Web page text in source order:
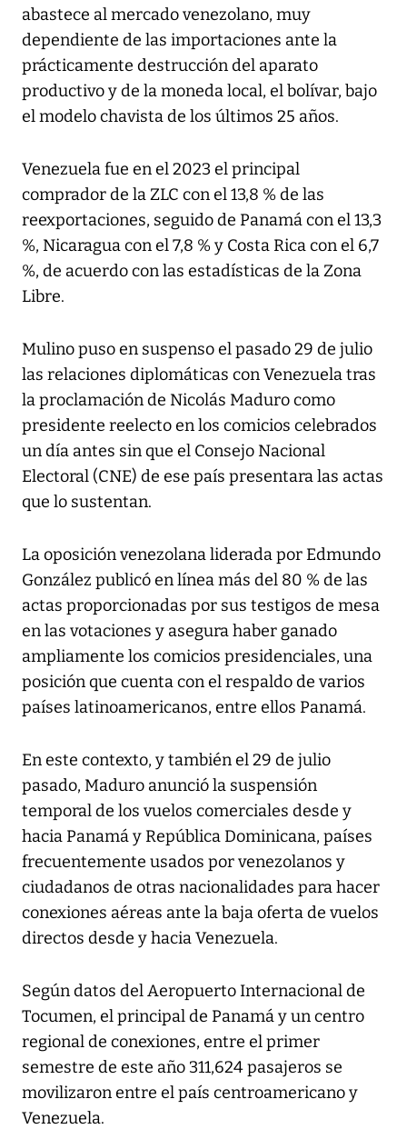
abastece al mercado venezolano, muy
dependiente de las importaciones ante la
prácticamente destrucción del aparato
productivo y de la moneda local, el bolívar, bajo
el modelo chavista de los últimos 25 años.
Venezuela fue en el 2023 el principal
comprador de la ZLC con el 13,8 % de las
reexportaciones, seguido de Panamá con el 13,3
%, Nicaragua con el 7,8 % y Costa Rica con el 6,7
%, de acuerdo con las estadísticas de la Zona
Libre.
Mulino puso en suspenso el pasado 29 de julio
las relaciones diplomáticas con Venezuela tras
la proclamación de Nicolás Maduro como
presidente reelecto en los comicios celebrados
un día antes sin que el Consejo Nacional
Electoral (CNE) de ese país presentara las actas
que lo sustentan.
La oposición venezolana liderada por Edmundo
González publicó en línea más del 80 % de las
actas proporcionadas por sus testigos de mesa
en las votaciones y asegura haber ganado
ampliamente los comicios presidenciales, una
posición que cuenta con el respaldo de varios
países latinoamericanos, entre ellos Panamá.
En este contexto, y también el 29 de julio
pasado, Maduro anunció la suspensión
temporal de los vuelos comerciales desde y
hacia Panamá y República Dominicana, países
frecuentemente usados por venezolanos y
ciudadanos de otras nacionalidades para hacer
conexiones aéreas ante la baja oferta de vuelos
directos desde y hacia Venezuela.
Según datos del Aeropuerto Internacional de
Tocumen, el principal de Panamá y un centro
regional de conexiones, entre el primer
semestre de este año 311,624 pasajeros se
movilizaron entre el país centroamericano y
Venezuela.